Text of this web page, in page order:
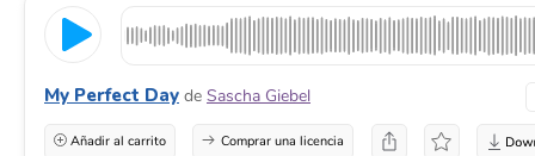
My Perfect Day de Sascha Giebel
Añadir al carrito Comprar una licencia